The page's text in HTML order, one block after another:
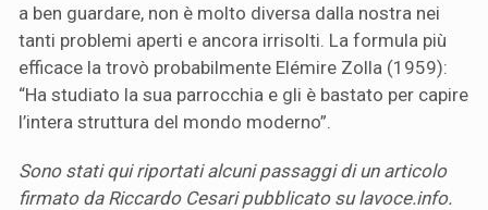
a ben guardare, non è molto diversa dalla nostra nei
tanti problemi aperti e ancora irrisolti. La formula più
efficace la trovò probabilmente Elémire Zolla (1959):
“Ha studiato la sua parrocchia e gli è bastato per capire
l’intera struttura del mondo moderno”.
Sono stati qui riportati alcuni passaggi di un articolo
firmato da Riccardo Cesari pubblicato su lavoce.info.